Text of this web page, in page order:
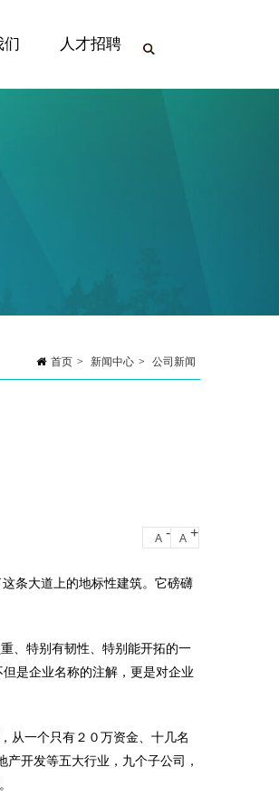
们 人才招聘
首页 > 新闻中心 > 公司新闻
A - A +
条大道上的地标性建筑。它磅礴
、特别有韧性、特别能开拓的一
是企业名称的注解，更是对企业
从一个只有２０万资金、十几名
开发等五大行业，九个子公司，